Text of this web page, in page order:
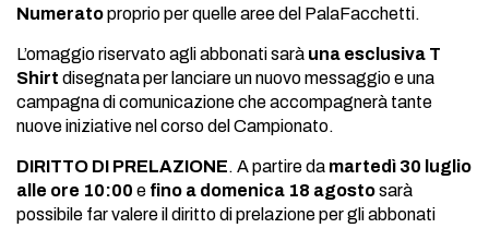
Numeratoproprio per quelle aree del PalaFacchetti.
L’omaggio riservato agli abbonati sarà una esclusiva T
Shirt disegnata per lanciare un nuovo messaggio e una
campagna di comunicazione che accompagnerà tante
nuove iniziative nel corso del Campionato.
DIRITTO DI PRELAZIONE. A partire da martedì 30 luglio
alle ore 10:00 e fino a domenica 18 agostosarà
possibile far valere il diritto di prelazione per gli abbonati